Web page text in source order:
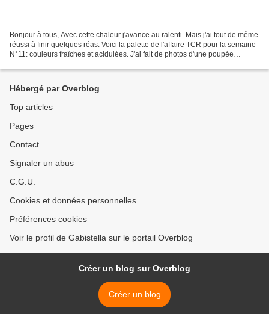
Bonjour à tous, Avec cette chaleur j'avance au ralenti. Mais j'ai tout de même
réussi à finir quelques réas. Voici la palette de l'affaire TCR pour la semaine
N°11: couleurs fraîches et acidulées. J'ai fait de photos d'une poupée
Hébergé par Overblog
Top articles
Pages
Contact
Signaler un abus
C.G.U.
Cookies et données personnelles
Préférences cookies
Voir le profil de Gabistella sur le portail Overblog
Créer un blog sur Overblog
Créer un blog